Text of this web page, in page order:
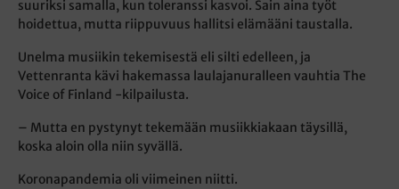
suuriksi samalla, kun toleranssi kasvoi. Sain aina työt
hoidettua, mutta riippuvuus hallitsi elämääni taustalla.
Unelma musiikin tekemisestä eli silti edelleen, ja
Vettenranta kävi hakemassa laulajanuralleen vauhtia The
Voice of Finland -kilpailusta.
– Mutta en pystynyt tekemään musiikkiakaan täysillä,
koska aloin olla niin syvällä.
Koronapandemia oli viimeinen niitti.